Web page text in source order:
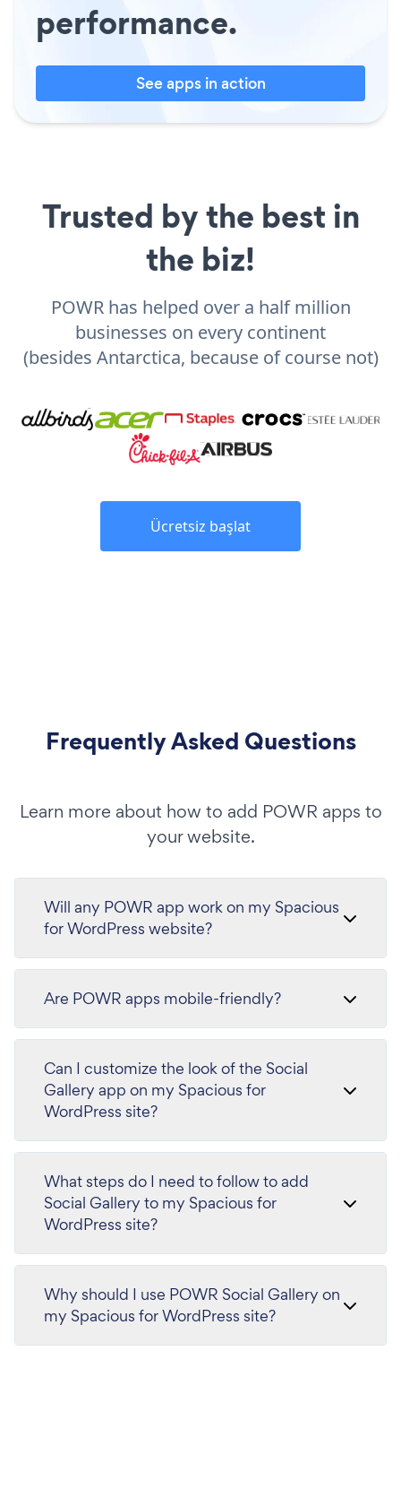
performance.
See apps in action
Trusted by the best in
the biz!
POWR has helped over a half million
businesses on every continent
(besides Antarctica, because of course not)
Ücretsiz başlat
Frequently Asked Questions
Learn more about how to add POWR apps to
your website.
Will any POWR app work on my Spacious
for WordPress website?
Are POWR apps mobile-friendly?
Can I customize the look of the Social
Gallery app on my Spacious for
WordPress site?
What steps do I need to follow to add
Social Gallery to my Spacious for
WordPress site?
Why should I use POWR Social Gallery on
my Spacious for WordPress site?